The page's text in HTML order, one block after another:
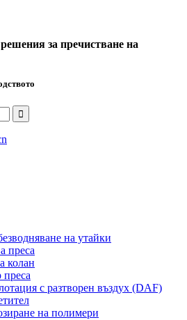
за пречистване на
на утайки
преса
колан
с разтворен въздух (DAF)
на полимери